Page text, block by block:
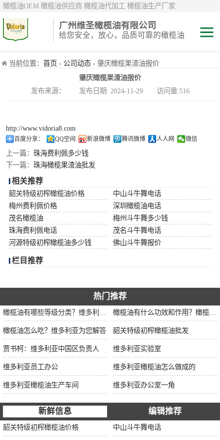
橄榄油OEM 橄榄油供应商 橄榄油代加工 橄榄油生产厂家
广州维圣橄榄油有限公司
给您安全，放心，品质可靠的橄榄油
当前位置： 首页 › 公司动态 › 肇庆橄榄果渣油报价
肇庆橄榄果渣油报价
发布来源： 发布日期: 2024-11-29 访问量:516
http://www.vidoria8.com
百度分享： QQ空间 新浪微博 腾讯微博 人人网 微信
上一篇： 珠海费利佩多少钱
下一篇： 珠海橄榄果渣油批发
相关推荐
韶关特级初榨橄榄油价格
中山斗牛舞电话
梅州费利佩价格
深圳橄榄油电话
茂名橄榄油
梅州斗牛舞多少钱
珠海费利佩电话
茂名斗牛舞电话
河源特级初榨橄榄油多少钱
佛山斗牛舞报价
栏目推荐
热门推荐
橄榄油怎么吃？维多利亚为您解答 韶关特级初榨橄榄油批发
贾书柯：维多利亚中国区负责人 维多利亚实验室
维多利亚员工办公 维多利亚橄榄油怎么做成的
维多利亚橄榄油生产车间 维多利亚办公室一角
新鲜信息 编辑推荐
韶关特级初榨橄榄油价格 中山斗牛舞电话
特级初榨橄榄油
纯正/ 混合/ 精炼
中国橄榄油现货
斗牛舞
费利佩